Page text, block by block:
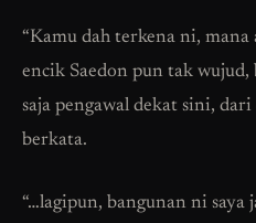
“Kamu dah terkena ni, mana
encik Saedon pun tak wujud,
saja pengawal dekat sini,
berkata.
“…lagipun, bangunan ni saya